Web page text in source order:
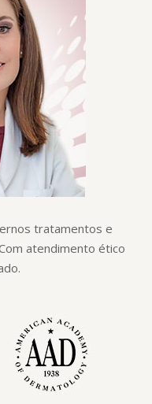
tratamentos e
atendimento ético